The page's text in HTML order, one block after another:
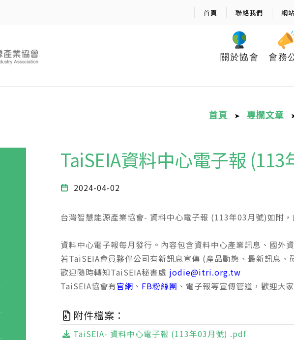
首頁 聯絡我們 網
關於協會 會務
首頁 ➤ 專欄文章
TaiSEIA資料中心電子報 (113
2024-04-02
台灣智慧能源產業協會- 資料中心電子報 (113年03月號)如附，
資料中心電子報每月發行。內容包含資料中心產業訊息、國外
若TaiSEIA會員夥伴公司有新訊息宣傳 (產品動態、最新訊息
歡迎隨時轉知TaiSEIA秘書處 jodie@itri.org.tw
TaiSEIA協會有官網 、 FB粉絲團 、電子報等宣傳管道，歡迎大
附件檔案：
TaiSEIA- 資料中心電子報 (113年03月號) .pdf